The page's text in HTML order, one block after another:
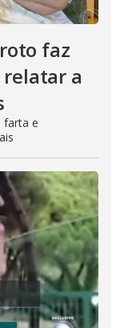
faz
a
farta e